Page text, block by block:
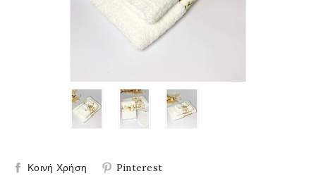
Κοινή Χρήση Pinterest